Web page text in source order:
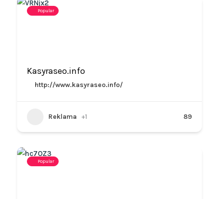
Popular
Kasyraseo.info
http://www.kasyraseo.info/
Reklama +1 89
Popular